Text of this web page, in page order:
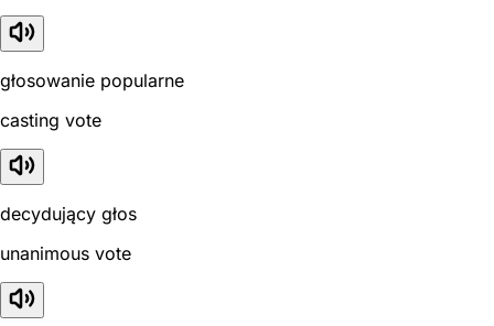
głosowanie popularne
casting vote
decydujący głos
unanimous vote